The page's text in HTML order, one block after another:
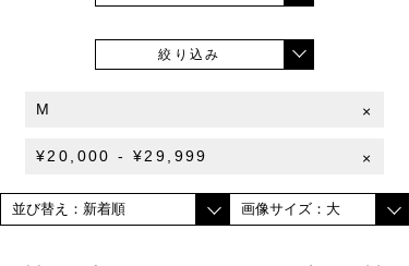
絞り込み
M ×
¥20,000 - ¥29,999 ×